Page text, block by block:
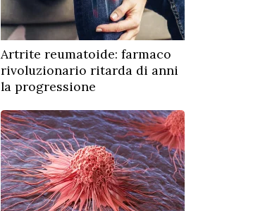
Artrite reumatoide: farmaco
rivoluzionario ritarda di anni
la progressione